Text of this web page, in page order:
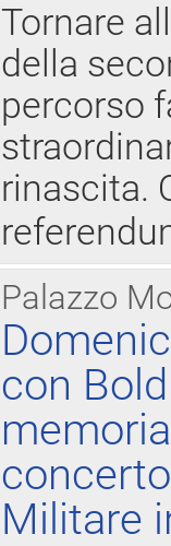
Tornare
della
percorso
rinascita.
Palazzo
con
Militare